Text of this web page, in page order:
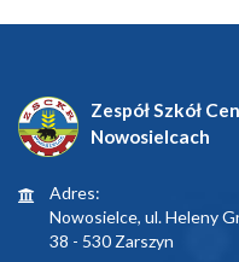
Zespół Szkół
Nowosielcach
Adres:
Nowosielce, ul. Heleny
38 - 530 Zarszyn